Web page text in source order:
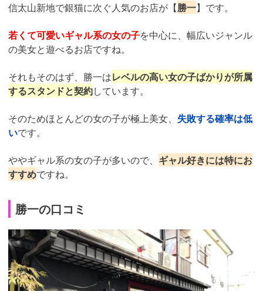
信太山新地で銀猫に次ぐ人気のお店が【勝一】です。
若くて可愛いギャル系の女の子を中心に、幅広いジャンル
の美女と遊べるお店ですね。
それもそのはず、勝一はレベルの高い女の子ばかりが所属
するスタンドと契約しています。
そのためほとんどの女の子が極上美女、 失敗する確率は低
いです。
ややギャル系の女の子が多いので、 ギャル好きには特にお
すすめですね。
勝一の口コミ